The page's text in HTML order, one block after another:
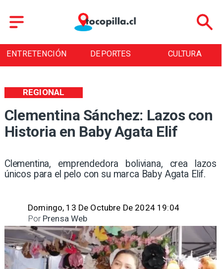
DEPORTES CULTURA TURISMO
Clementina Sánchez: Lazos con
Historia en Baby Agata Elif
​Clementina, emprendedora boliviana, crea lazos
únicos para el pelo con su marca Baby Agata Elif.
REGIONAL
Domingo, 13 De Octubre De 2024 19:04
Prensa Web
Por